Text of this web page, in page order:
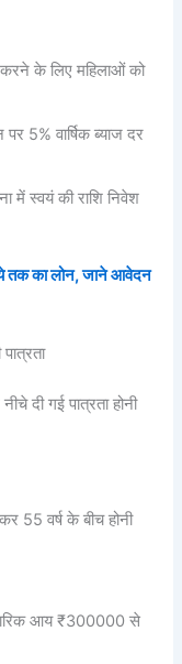
करने के लिए महिलाओं को
5% वार्षिक ब्याज दर
में स्वयं की राशि निवेश
तक का लोन, जाने आवेदन
दी गई पात्रता होनी
55 वर्ष के बीच होनी
आय ₹300000 से